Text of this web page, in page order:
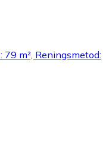
m², Reningsmetod: